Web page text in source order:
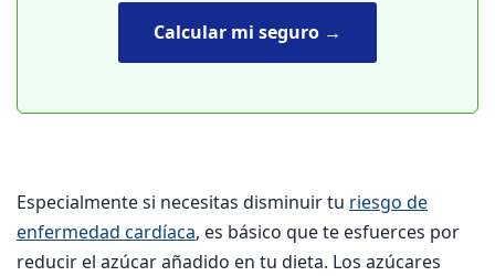
Calcular mi seguro →
Especialmente si necesitas disminuir tu riesgo de
enfermedad cardíaca, es básico que te esfuerces por
reducir el azúcar añadido en tu dieta. Los azúcares